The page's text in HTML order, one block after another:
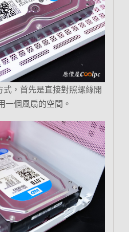
式，首先是直接對照螺絲開
一個風扇的空間。